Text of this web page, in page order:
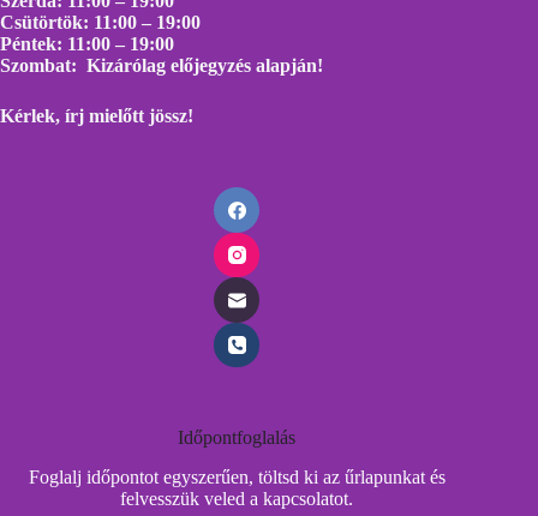
Csütörtök: 11:00 – 19:00
Péntek: 11:00 – 19:00
Szombat: Kizárólag előjegyzés alapján!
Kérlek, írj mielőtt jössz!
Időpontfoglalás
Foglalj időpontot egyszerűen, töltsd ki az űrlapunkat és
felvesszük veled a kapcsolatot.